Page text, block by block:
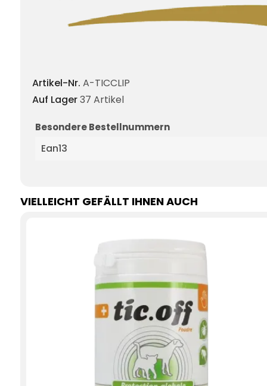
Artikel-Nr. A-TICCLIP
Auf Lager37 Artikel
Besondere Bestellnummern
Ean13
VIELLEICHT GEFÄLLT IHNEN AUCH